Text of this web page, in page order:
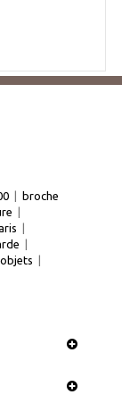
| broche
|
|
|
objets |